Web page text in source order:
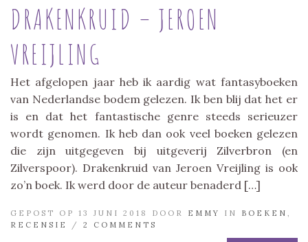
DRAKENKRUID – JEROEN
VREIJLING
Het afgelopen jaar heb ik aardig wat fantasyboeken
van Nederlandse bodem gelezen. Ik ben blij dat het er
is en dat het fantastische genre steeds serieuzer
wordt genomen. Ik heb dan ook veel boeken gelezen
die zijn uitgegeven bij uitgeverij Zilverbron (en
Zilverspoor). Drakenkruid van Jeroen Vreijling is ook
zo’n boek. Ik werd door de auteur benaderd […]
GEPOST OP 13 JUNI 2018 DOOR EMMY IN BOEKEN
RECENSIE
/ 2 COMMENTS